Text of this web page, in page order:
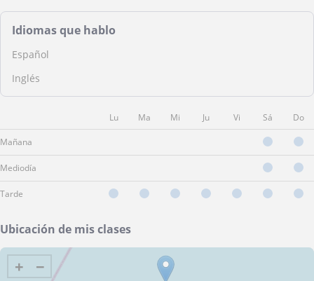
Idiomas que hablo
Español
Inglés
Lu Ma Mi Ju Vi Sá Do
Mañana
Mediodía
Tarde
Ubicación de mis clases
+ −